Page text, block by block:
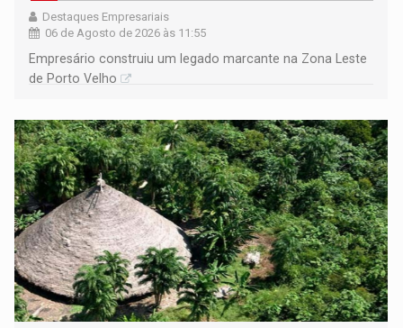
Destaques Empresariais
06 de Agosto de 2026 às 11:55
Empresário construiu um legado marcante na Zona Leste
de Porto Velho